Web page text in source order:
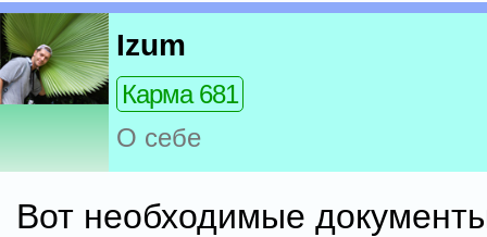
Izum
Карма 681
О себе
Вот необходимые